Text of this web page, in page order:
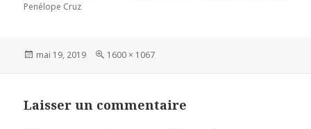
Penélope Cruz
Publié
mai 19, 2019
Taille
1600 × 1067
Laisser un commentaire